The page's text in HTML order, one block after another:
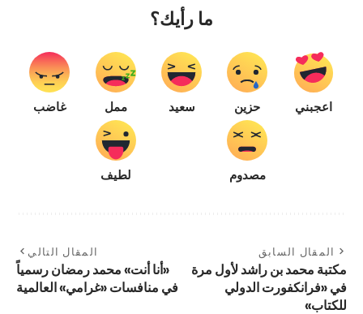
ما رأيك؟
اعجبني حزين سعيد ممل غاضب
مصدوم لطيف
المقال السابق
مكتبة محمد بن راشد لأول مرة
في «فرانكفورت الدولي
للكتاب»
المقال التالي
«أنا أنت» محمد رمضان رسمياً
في منافسات «غرامي» العالمية